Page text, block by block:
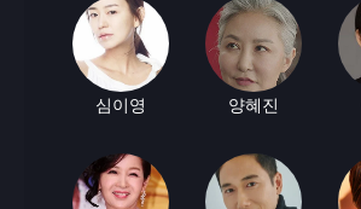
심이영 양혜진